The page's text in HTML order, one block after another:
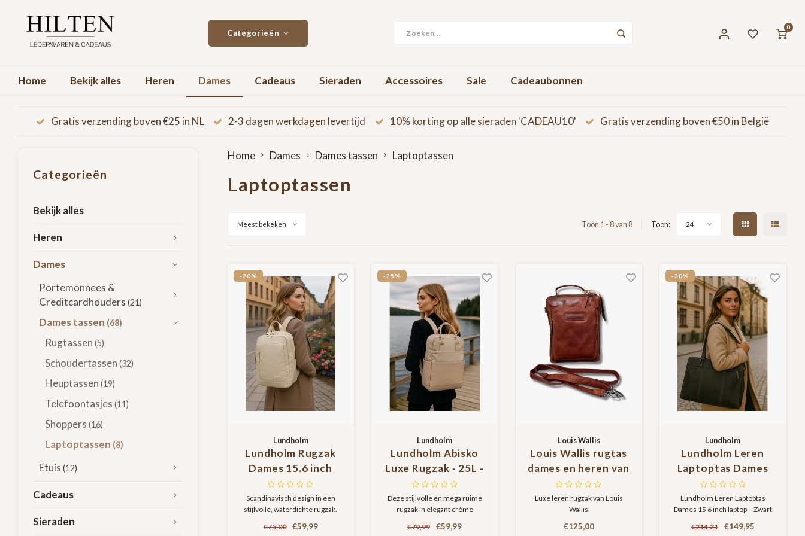
Categorieën
0
Home Bekijk alles Heren Dames Cadeaus Sieraden Accessoires Sale Cadeaubonnen
Gratis verzending boven €25 in NL 2-3 dagen werkdagen levertijd 10% korting op alle sieraden 'CADEAU10' Gratis verzending boven €50 in België
Categorieën
Bekijk alles
Heren
Dames
Portemonnees &
Creditcardhouders (21)
Dames tassen (68)
Rugtassen (5)
Schoudertassen (32)
Heuptassen (19)
Telefoontasjes (11)
Shoppers (16)
Laptoptassen (8)
Etuis (12)
Cadeaus
Sieraden
Home Dames Dames tassen Laptoptassen
Laptoptassen
Meest bekeken Toon 1 - 8 van 8 Toon: 24
-20%
Lundholm
Lundholm Rugzak
Dames 15.6 inch
laptoptas Beige -
Handbagage,
waterdichte rugtas
- Scandinavisch
Scandinavisch design in een
stijlvolle, waterdichte rugzak.
lichtgewicht comfort en slimme
€75,00 €59,99
-25%
Lundholm
Lundholm Abisko
Luxe Rugzak - 25L -
15,6 Inch - Laptop
Rugzak
Handbagage
Geschikt -Werktas
Deze stijlvolle en mega ruime
rugzak in elegant crème
design met ongeëvenaarde
€79,99 €59,99
Louis Wallis
Louis Wallis rugtas
dames en heren van
topkwaliteit leer in
cognac bruin -
Geschikt voor
tablet
Luxe leren rugzak van Louis
Wallis
€125,00
-30%
Lundholm
Lundholm Leren
Laptoptas Dames
15 6 inch laptop –
Zwart – Luxe Tote
Bag van Echt Leer –
15.6 inch
Lundholm Leren Laptoptas
Dames 15 6 inch laptop – Zwart
15.6 inch Laptopvak – Stijlvolle
€214,21 €149,95